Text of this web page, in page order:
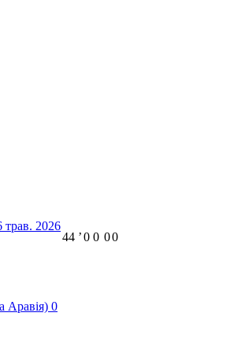
трав. 2026
Аравія) 0
44 ʼ0 0 00